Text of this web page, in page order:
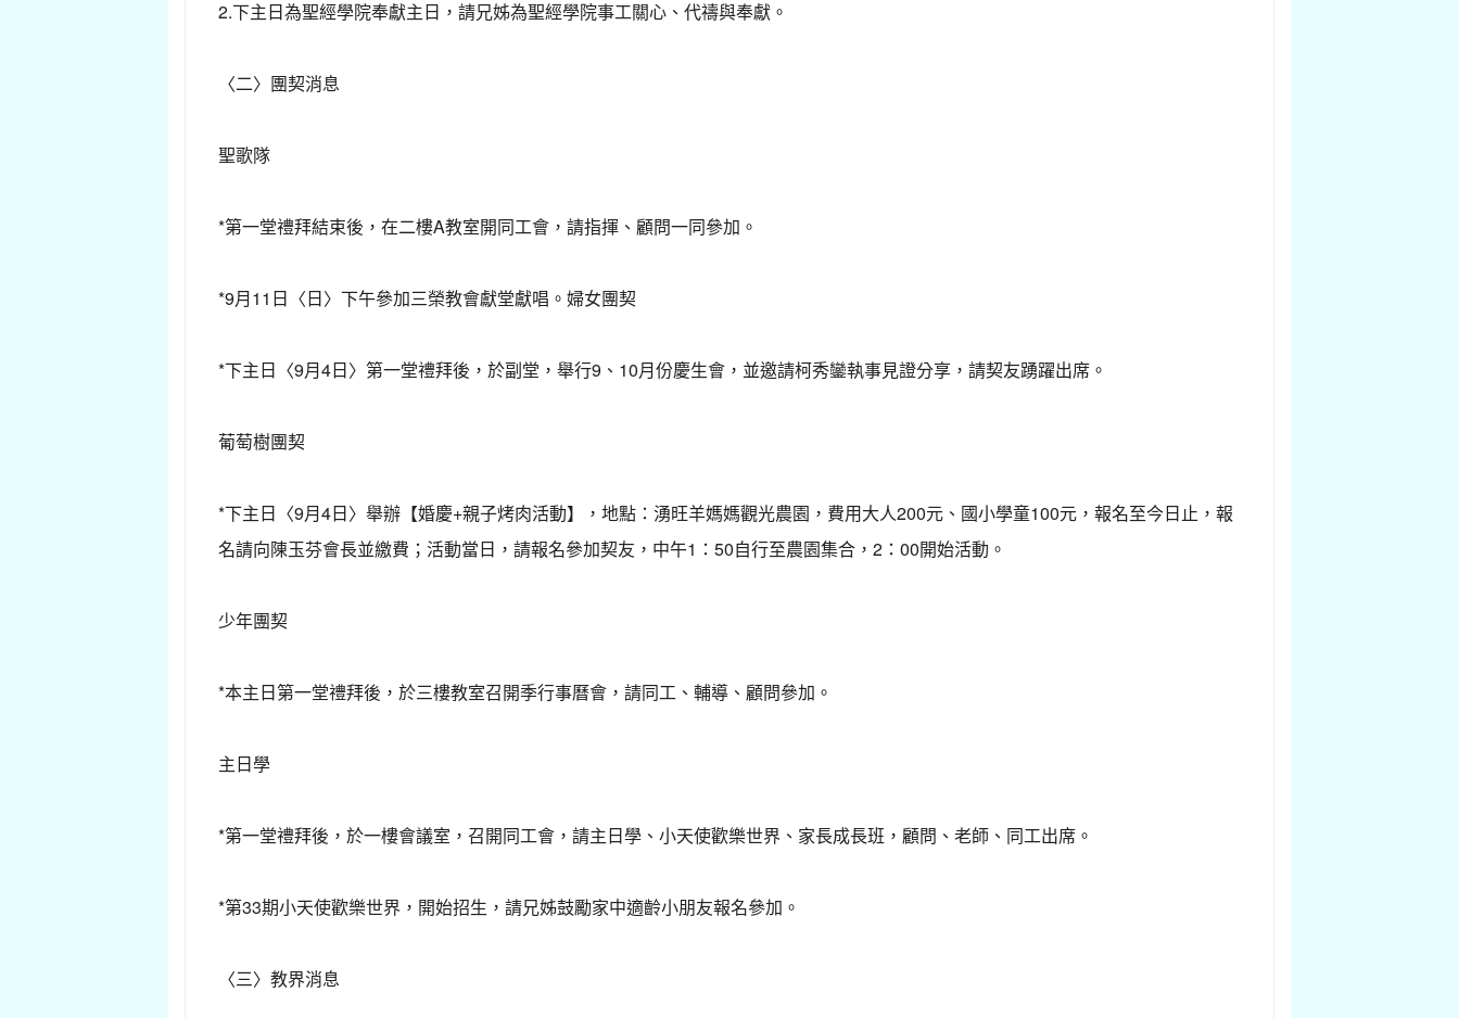
2.下主日為聖經學院奉獻主日，請兄姊為聖經學院事工關心、代禱與奉獻。
〈二〉團契消息
聖歌隊
*第一堂禮拜結束後，在二樓A教室開同工會，請指揮、顧問一同參加。
*9月11日〈日〉下午參加三榮教會獻堂獻唱。婦女團契
*下主日〈9月4日〉第一堂禮拜後，於副堂，舉行9、10月份慶生會，並邀請柯秀鑾執事見證分享，請契友踴躍出席。
葡萄樹團契
*下主日〈9月4日〉舉辦【婚慶+親子烤肉活動】，地點：湧旺羊媽媽觀光農園，費用大人200元、國小學童100元，報名至今日止，報
名請向陳玉芬會長並繳費；活動當日，請報名參加契友，中午1：50自行至農園集合，2：00開始活動。
少年團契
*本主日第一堂禮拜後，於三樓教室召開季行事曆會，請同工、輔導、顧問參加。
主日學
*第一堂禮拜後，於一樓會議室，召開同工會，請主日學、小天使歡樂世界、家長成長班，顧問、老師、同工出席。
*第33期小天使歡樂世界，開始招生，請兄姊鼓勵家中適齡小朋友報名參加。
〈三〉教界消息